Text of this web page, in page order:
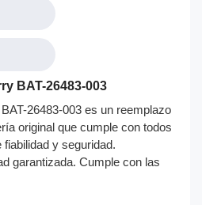
BAT-26483-003
26483-003 es un reemplazo
original que cumple con todos
y seguridad.
garantizada. Cumple con las